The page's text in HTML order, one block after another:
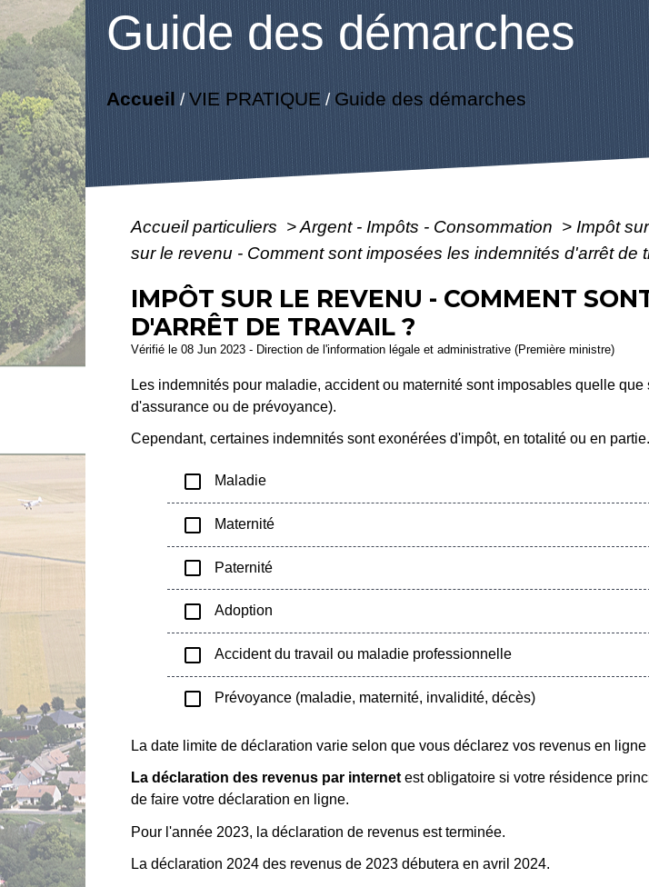
Guide des démarches
Accueil /VIE PRATIQUE/ Guide des démarches
Accueil particuliers >Argent - Impôts - Consommation > Impôt
sur le revenu - Comment sont imposées les indemnités d'arrêt de
IMPÔT SUR LE REVENU - COMMENT
D'ARRÊT DE TRAVAIL ?
Vérifié le 08 Jun 2023 - Direction de l'information légale et administrative (Première ministre)
Les indemnités pour maladie, accident ou maternité sont imposables quelle
d'assurance ou de prévoyance).
Cependant, certaines indemnités sont exonérées d'impôt, en totalité ou en partie.
check_box_outline_blank Maladie
check_box_outline_blank Maternité
check_box_outline_blank Paternité
check_box_outline_blank Adoption
check_box_outline_blank Accident du travail ou maladie professionnelle
check_box_outline_blank Prévoyance (maladie, maternité, invalidité, décès)
La date limite de déclaration varie selon que vous déclarez vos revenus en
La déclaration des revenus par internetest obligatoire si votre résidence
de faire votre déclaration en ligne.
Pour l'année 2023, la déclaration de revenus est terminée.
La déclaration 2024 des revenus de 2023 débutera en avril 2024.